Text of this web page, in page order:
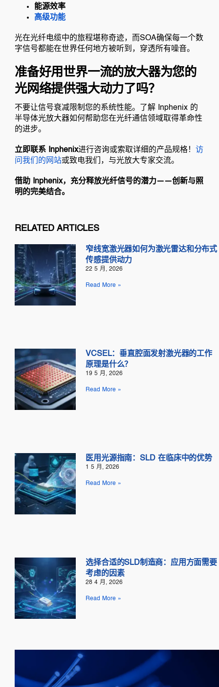
能源效率
高级功能
光在光纤电缆中的旅程堪称奇迹，而SOA确保每一个数
字信号都能在世界任何地方被听到，穿透所有噪音。
准备好用世界一流的放大器为您的
光网络提供强大动力了吗？
不要让信号衰减限制您的系统性能。了解 Inphenix 的
半导体光放大器如何帮助您在光纤通信领域取得革命性
的进步。
立即联系 Inphenix进行咨询或索取详细的产品规格！ 访
问我们的网站或致电我们，与光放大专家交流。
借助 Inphenix，充分释放光纤信号的潜力——创新与照
明的完美结合。
RELATED ARTICLES
窄线宽激光器如何为激光雷达和分布式
传感提供动力
22 5 月, 2026
Read More »
VCSEL：垂直腔面发射激光器的工作
原理是什么？
19 5 月, 2026
Read More »
医用光源指南：SLD 在临床中的优势
1 5 月, 2026
Read More »
选择合适的SLD制造商：应用方面需要
考虑的因素
28 4 月, 2026
Read More »